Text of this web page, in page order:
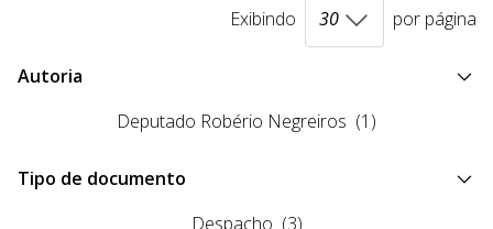
Exibindo por página
Autoria
Deputado Robério Negreiros (1)
Tipo de documento
Despacho (3)